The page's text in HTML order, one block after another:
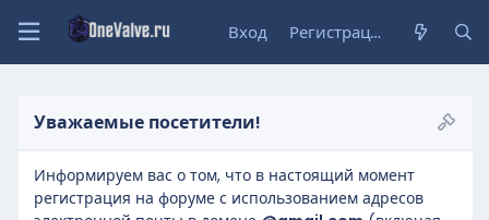
Вход Регистрация
Уважаемые посетители!
Информируем вас о том, что в настоящий момент
регистрация на форуме с использованием адресов